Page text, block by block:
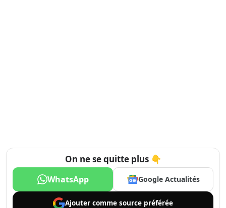
On ne se quitte plus 👇
WhatsApp Google Actualités
Ajouter comme source préférée